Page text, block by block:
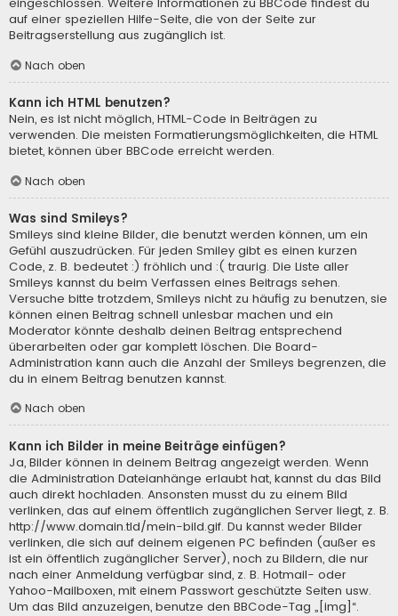
eingeschlossen. Weitere Informationen zu BBCode findest du
auf einer speziellen Hilfe-Seite, die von der Seite zur
Beitragserstellung aus zugänglich ist.
Nach oben
Kann ich HTML benutzen?
Nein, es ist nicht möglich, HTML-Code in Beiträgen zu
verwenden. Die meisten Formatierungsmöglichkeiten, die HTML
bietet, können über BBCode erreicht werden.
Nach oben
Was sind Smileys?
Smileys sind kleine Bilder, die benutzt werden können, um ein
Gefühl auszudrücken. Für jeden Smiley gibt es einen kurzen
Code, z. B. bedeutet :) fröhlich und :( traurig. Die Liste aller
Smileys kannst du beim Verfassen eines Beitrags sehen.
Versuche bitte trotzdem, Smileys nicht zu häufig zu benutzen, sie
können einen Beitrag schnell unlesbar machen und ein
Moderator könnte deshalb deinen Beitrag entsprechend
überarbeiten oder gar komplett löschen. Die Board-
Administration kann auch die Anzahl der Smileys begrenzen, die
du in einem Beitrag benutzen kannst.
Nach oben
Kann ich Bilder in meine Beiträge einfügen?
Ja, Bilder können in deinem Beitrag angezeigt werden. Wenn
die Administration Dateianhänge erlaubt hat, kannst du das Bild
auch direkt hochladen. Ansonsten musst du zu einem Bild
verlinken, das auf einem öffentlich zugänglichen Server liegt, z. B.
http://www.domain.tld/mein-bild.gif. Du kannst weder Bilder
verlinken, die sich auf deinem eigenen PC befinden (außer es
ist ein öffentlich zugänglicher Server), noch zu Bildern, die nur
nach einer Anmeldung verfügbar sind, z. B. Hotmail- oder
Yahoo-Mailboxen, mit einem Passwort geschützte Seiten usw.
Um das Bild anzuzeigen, benutze den BBCode-Tag „[img]“.